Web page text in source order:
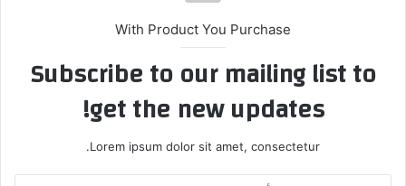
With Product You Purchase
Subscribe to our mailing list to
get the new updates!
Lorem ipsum dolor sit amet, consectetur.